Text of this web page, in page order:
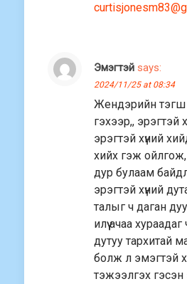
Эмэгтэй says:
2024/11/25 at 08:34
Жендэрийн тэгш
гэхээр,, эрэгтэй
эрэгтэй хүний
хийх гэж ойлгож,
дур булаам
эрэгтэй хүний
талыг ч даган
илүү ачаа
дутуу тархитай мал
болж л эмэгтэй
тэжээлгэх гэсэн